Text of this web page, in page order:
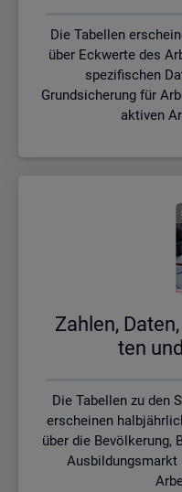
Die Tabellen
über Eckwerte des
spezifischen
Grundsicherung für
aktiven
Zah­len,
ten
Die Tabellen zu den
erscheinen
über die Bevölkerung,
Ausbildungsmarkt